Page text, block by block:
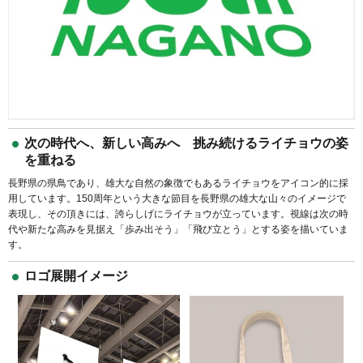
次の時代へ、新しい高みへ 挑み続けるライチョウの姿
を重ねる
長野県の県鳥であり、雄大な自然の象徴でもあるライチョウをアイコン的に採
用しています。150周年という大きな節目を長野県の雄大な山々のイメージで
表現し、その頂きには、誇らしげにライチョウが立っています。視線は次の時
代や新たな高みを見据え「歩み出そう」「飛び立とう」とする姿を描いていま
す。
ロゴ展開イメージ